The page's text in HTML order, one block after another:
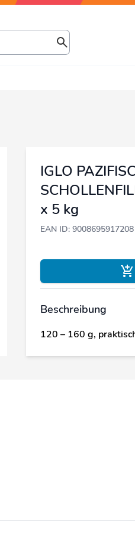
IGLO
x 5 kg
EAN ID: 9008695917208
Beschreibung
120 – 160 g,